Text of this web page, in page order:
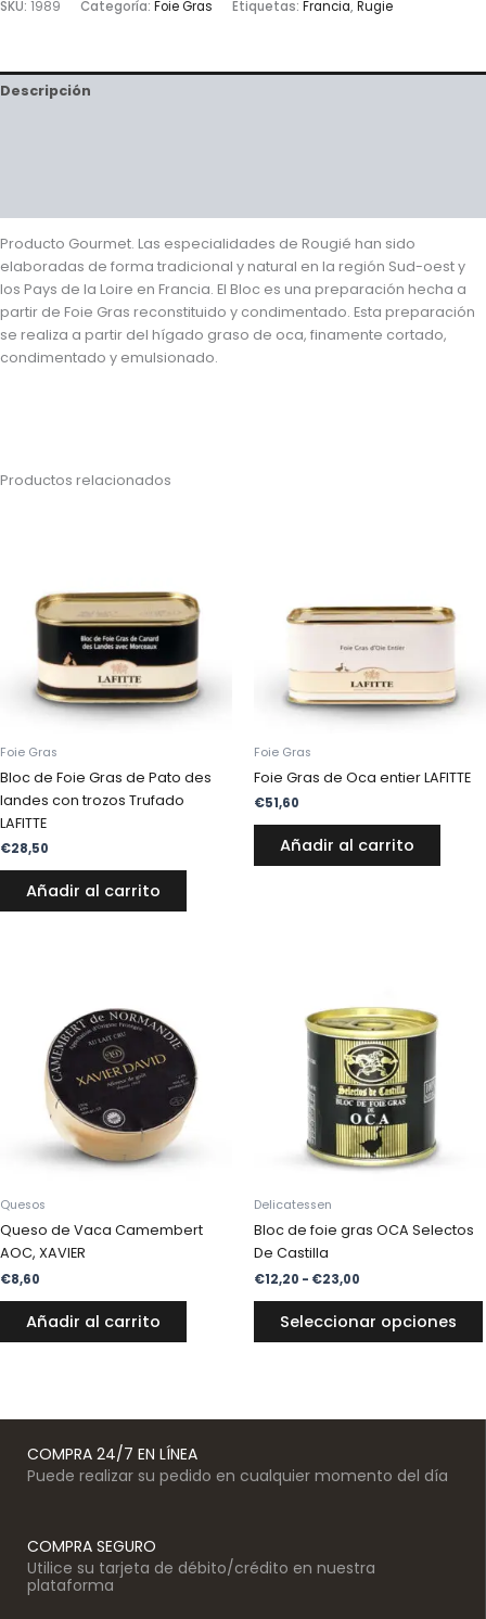
SKU: 1989 Categoría: Foie Gras Etiquetas: Francia, Rugie
Descripción
Producto Gourmet. Las especialidades de Rougié han sido
elaboradas de forma tradicional y natural en la región Sud-oest y
los Pays de la Loire en Francia. El Bloc es una preparación hecha a
partir de Foie Gras reconstituido y condimentado. Esta preparación
se realiza a partir del hígado graso de oca, finamente cortado,
condimentado y emulsionado.
Productos relacionados
Foie Gras
Bloc de Foie Gras de Pato des
landes con trozos Trufado
LAFITTE
€28,50
Añadir al carrito
Foie Gras
Foie Gras de Oca entier LAFITTE
€51,60
Añadir al carrito
Quesos
Queso de Vaca Camembert
AOC, XAVIER
€8,60
Añadir al carrito
Delicatessen
Bloc de foie gras OCA Selectos
De Castilla
€12,20 - €23,00
desde
€12,20
hasta
€23,00
Seleccionar opciones
COMPRA 24/7 EN LÍNEA
Puede realizar su pedido en cualquier momento del día
COMPRA SEGURO
Utilice su tarjeta de débito/crédito en nuestra
plataforma